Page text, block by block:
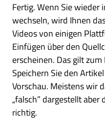
Fertig. Wenn Sie wieder
wechseln, wird Ihnen
Videos von einigen
Einfügen über den
erscheinen. Das gilt
Speichern Sie den
Vorschau. Meistens wir
„falsch” dargestellt aber
richtig.